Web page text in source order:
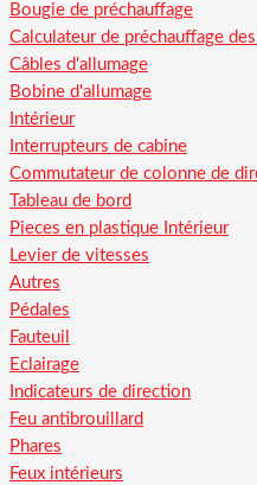
Bougie de préchauffage
Calculateur de préchauffage
Câbles d'allumage
Bobine d'allumage
Intérieur
Interrupteurs de cabine
Commutateur de colonne de
Tableau de bord
Pieces en plastique Intérieur
Levier de vitesses
Autres
Pédales
Fauteuil
Eclairage
Indicateurs de direction
Feu antibrouillard
Phares
Feux intérieurs